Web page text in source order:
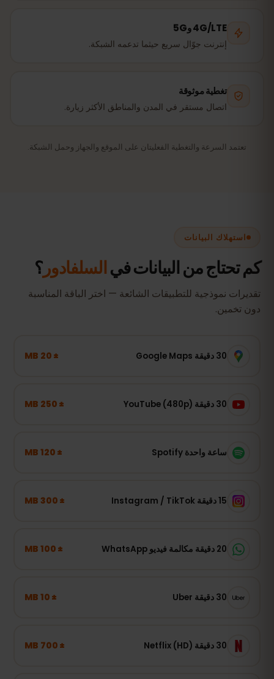
4G/LTE و5G
إنترنت جوّال سريع حيثما تدعمه الشبكة.
تغطية موثوقة
اتصال مستقر في المدن والمناطق الأكثر زيارة.
تعتمد السرعة والتغطية الفعليتان على الموقع والجهاز وحمل الشبكة.
استهلاك البيانات
كم تحتاج من البيانات فيالسلفادور؟
تقديرات نموذجية للتطبيقات الشائعة — اختر الباقة المناسبة
دون تخمين.
30 دقيقة Google Maps ± 20 MB
30 دقيقة YouTube (480p) ± 250 MB
ساعة واحدة Spotify ± 120 MB
15 دقيقة Instagram / TikTok ± 300 MB
20 دقيقة مكالمة فيديو WhatsApp ± 100 MB
30 دقيقة Uber ± 10 MB
30 دقيقة Netflix (HD) ± 700 MB